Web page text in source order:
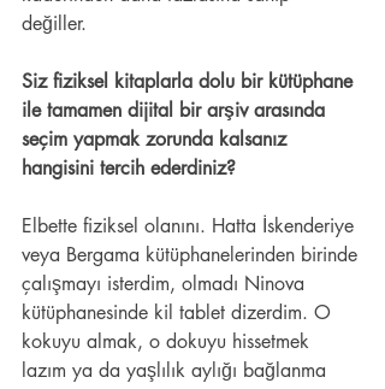
değiller.
Siz fiziksel kitaplarla dolu bir kütüphane
ile tamamen dijital bir arşiv arasında
seçim yapmak zorunda kalsanız
hangisini tercih ederdiniz?
Elbette fiziksel olanını. Hatta İskenderiye
veya Bergama kütüphanelerinden birinde
çalışmayı isterdim, olmadı Ninova
kütüphanesinde kil tablet dizerdim. O
kokuyu almak, o dokuyu hissetmek
lazım ya da yaşlılık aylığı bağlanma